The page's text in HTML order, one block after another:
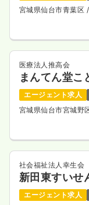
訪問看護正看護
日勤のみ（常勤
給与 24.0〜31.2
※一例
時間 8:30～17:30
日祝休み
担当業
月給31万円以上可
宮城県仙台市青葉区
医療法人推高会
まんてん堂こ
エージェント求人
宮城県仙台市宮城野
社会福祉法人幸生会
新田東すいせ
エージェント求人